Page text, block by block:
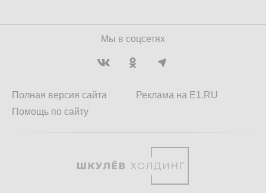
Мы в соцсетях
Полная версия сайта
Помощь по сайту
Реклама на E1.RU